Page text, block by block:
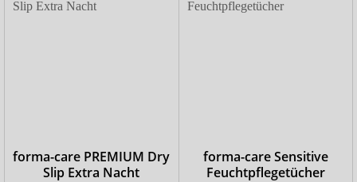
forma-care PREMIUM Dry
Slip Extra Nacht
forma-care Sensitive
Feuchtpflegetücher